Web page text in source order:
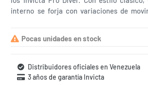
interno se forja con variaciones de
en su rendimiento. El reloj perfecto para
Pocas unidades en stock
Distribuidores oficiales en Venezuela
3 años de garantía Invicta